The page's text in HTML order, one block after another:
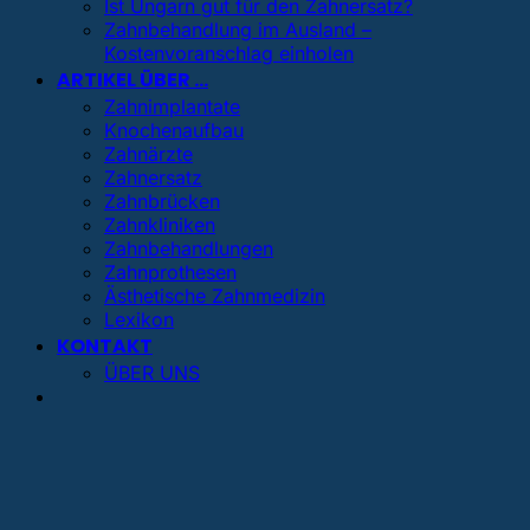
Ist Ungarn gut für den Zahnersatz?
Zahnbehandlung im Ausland –
Kostenvoranschlag einholen
ARTIKEL ÜBER …
Zahnimplantate
Knochenaufbau
Zahnärzte
Zahnersatz
Zahnbrücken
Zahnkliniken
Zahnbehandlungen
Zahnprothesen
Ästhetische Zahnmedizin
Lexikon
KONTAKT
ÜBER UNS